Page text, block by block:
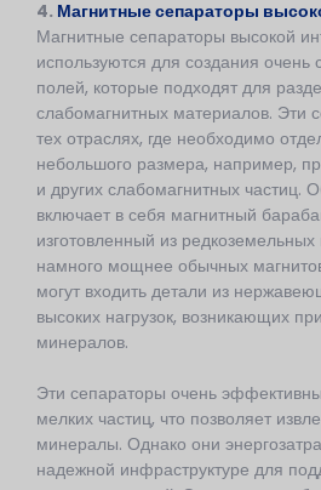
4. Магнитные сепараторы
Магнитные сепараторы высокой
используются для создания очень
полей, которые подходят для
слабомагнитных материалов. Эти
тех отраслях, где необходимо
небольшого размера, например,
и других слабомагнитных частиц.
включает в себя магнитный
изготовленный из редкоземельных
намного мощнее обычных
могут входить детали из
высоких нагрузок, возникающих
минералов.
Эти сепараторы очень
мелких частиц, что позволяет
минералы. Однако они
надежной инфраструктуре для